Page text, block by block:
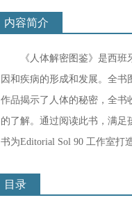
内容简介
《人体解密图鉴》是西
因和疾病的形成和发展。全
作品揭示了人体的秘密，全书
的了解。通过阅读此书，满
书为Editorial Sol 90 工作室打
目录